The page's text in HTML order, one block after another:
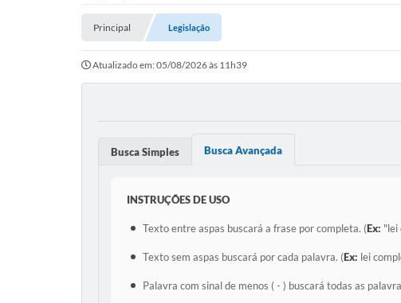
Principal Legislação
Atualizado em: 05/08/2026 às 11h39
Busca Simples Busca Avançada
INSTRUÇÕES DE USO
Texto entre aspas buscará a frase por completa. (Ex: "lei
Texto sem aspas buscará por cada palavra. (Ex: lei
Palavra com sinal de menos ( - ) buscará todas as